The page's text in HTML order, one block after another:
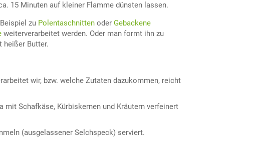
15 Minuten auf kleiner Flamme dünsten lassen.
zu Polentaschnitten oder Gebackene
weiterverarbeitet werden. Oder man formt ihn zu
heißer Butter.
wir, bzw. welche Zutaten dazukommen, reicht
mit Schafkäse, Kürbiskernen und Kräutern verfeinert
(ausgelassener Selchspeck) serviert.